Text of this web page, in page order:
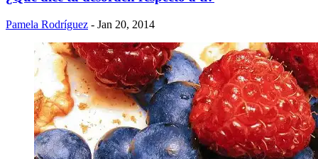
Pamela Rodríguez - Jan 20, 2014